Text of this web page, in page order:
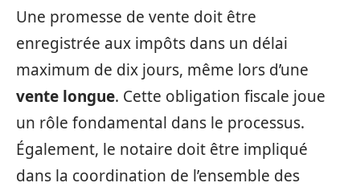
Une promesse de vente doit être
enregistrée aux impôts dans un délai
maximum de dix jours, même lors d’une
vente longue. Cette obligation fiscale joue
un rôle fondamental dans le processus.
Également, le notaire doit être impliqué
dans la coordination de l’ensemble des